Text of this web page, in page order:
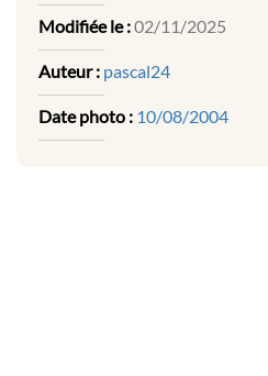
Modifiée le :02/11/2025
Auteur : pascal24
Date photo : 10/08/2004